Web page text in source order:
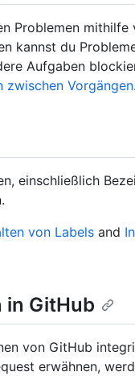
Problemen
kannst du
Aufgaben
zwischen Vorgängen.
einschließlich
von Labels and
GitHub
von GitHub
erwähnen,